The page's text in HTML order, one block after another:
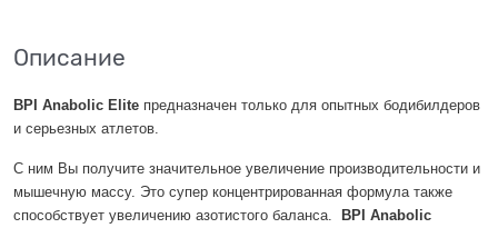
Описание
BPI Anabolic Elite предназначен только для опытных бодибилдеров
и серьезных атлетов.
С ним Вы получите значительное увеличение производительности и
мышечную массу. Это супер концентрированная формула также
способствует увеличению азотистого баланса.
BPI Anabolic